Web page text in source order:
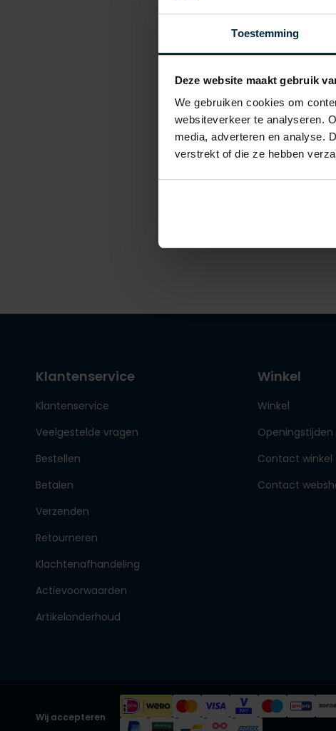
Toestemming
Deze website maakt gebruik
We gebruiken cookies om
websiteverkeer te analyseren.
media, adverteren en analyse.
verstrekt of die ze hebben
Ledub
Klantenservice
Klantenservice
Veelgestelde vragen
Bestellen
Betalen
Verzenden
Retourneren
Klachtenafhandeling
Actievoorwaarden
Artikelonderhoud
Winkel
Winkel
Openingstijden
Contact winkel
Contact
Wij accepteren